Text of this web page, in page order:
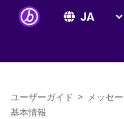
ユーザーガイド > メッセ
基本情報